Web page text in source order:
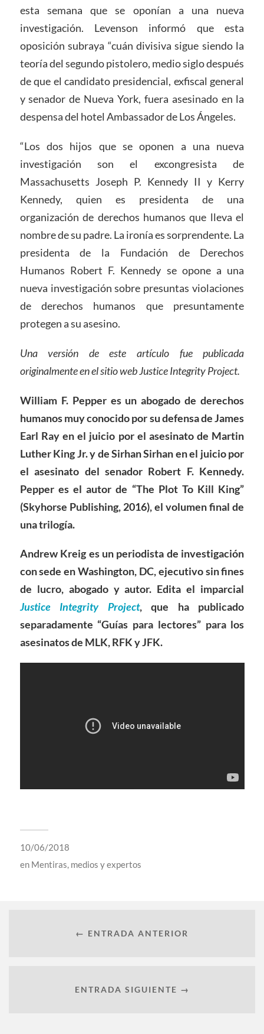
esta semana que se oponían a una nueva
investigación. Levenson informó que esta
oposición subraya “cuán divisiva sigue siendo la
teoría del segundo pistolero, medio siglo después
de que el candidato presidencial, exfiscal general
y senador de Nueva York, fuera asesinado en la
despensa del hotel Ambassador de Los Ángeles.
“Los dos hijos que se oponen a una nueva
investigación son el excongresista de
Massachusetts Joseph P. Kennedy II y Kerry
Kennedy, quien es presidenta de una
organización de derechos humanos que lleva el
nombre de su padre. La ironía es sorprendente. La
presidenta de la Fundación de Derechos
Humanos Robert F. Kennedy se opone a una
nueva investigación sobre presuntas violaciones
de derechos humanos que presuntamente
protegen a su asesino.
Una versión de este artículo fue publicada
originalmente en el sitio web Justice Integrity Project.
William F. Pepper es un abogado de derechos
humanos muy conocido por su defensa de James
Earl Ray en el juicio por el asesinato de Martin
Luther King Jr. y de Sirhan Sirhan en el juicio por
el asesinato del senador Robert F. Kennedy.
Pepper es el autor de “The Plot To Kill King”
(Skyhorse Publishing, 2016), el volumen final de
una trilogía.
Andrew Kreig es un periodista de investigación
con sede en Washington, DC, ejecutivo sin fines
de lucro, abogado y autor. Edita el imparcial
Justice Integrity Project, que ha publicado
separadamente “Guías para lectores” para los
asesinatos de MLK, RFK y JFK.
10/06/2018
en Mentiras, medios y expertos
← ENTRADA ANTERIOR
ENTRADA SIGUIENTE →